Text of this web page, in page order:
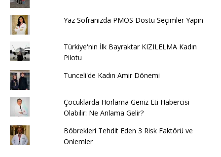
Yaz Sofranızda PMOS Dostu Seçimler Yapın
Türkiye'nin İlk Bayraktar KIZILELMA Kadın
Pilotu
Tunceli'de Kadın Amir Dönemi
Çocuklarda Horlama Geniz Eti Habercisi
Olabilir: Ne Anlama Gelir?
Böbrekleri Tehdit Eden 3 Risk Faktörü ve
Önlemler